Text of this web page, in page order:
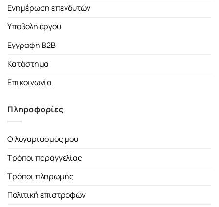
Ενημέρωση επενδυτών
Υποβολή έργου
Εγγραφή B2B
Κατάστημα
Επικοινωνία
Πληροφορίες
Ο λογαριασμός μου
Τρόποι παραγγελίας
Τρόποι πληρωμής
Πολιτική επιστροφών